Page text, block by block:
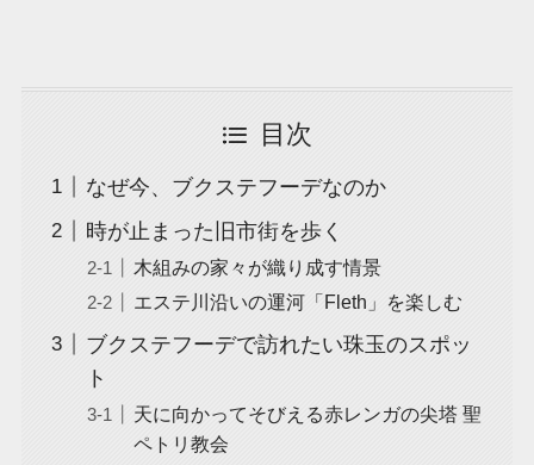
目次
なぜ今、ブクステフーデなのか
時が止まった旧市街を歩く
木組みの家々が織り成す情景
エステ川沿いの運河「Fleth」を楽しむ
ブクステフーデで訪れたい珠玉のスポッ
ト
天に向かってそびえる赤レンガの尖塔 聖
ペトリ教会